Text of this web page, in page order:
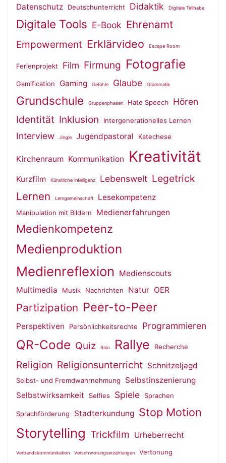
Datenschutz Deutschunterricht Didaktik Digitale Teilhabe
Digitale Tools E-Book Ehrenamt
Empowerment Erklärvideo Escape Room
Ferienprojekt Film Firmung Fotografie
Gamification Gaming Gefühle Glaube Grammatik
Grundschule Gruppenphasen Hate Speech Hören
Identität Inklusion Intergenerationelles Lernen
Interview Jingle Jugendpastoral Katechese
Kirchenraum Kommunikation Kreativität
Kurzfilm Künstliche Intelligenz Lebenswelt Legetrick
Lernen Lerngemeinschaft Lesekompetenz
Manipulation mit Bildern Medienerfahrungen
Medienkompetenz
Medienproduktion
Medienreflexion Medienscouts
Multimedia
Musik Nachrichten Natur OER
Partizipation Peer-to-Peer
Perspektiven Persönlichkeitsrechte Programmieren
QR-Code Quiz Raio Rallye Recherche
Religion Religionsunterricht Schnitzeljagd
Selbst- und Fremdwahrnehmung
Selbstinszenierung
Selbstwirksamkeit
Selfies Spiele Sprachen
Sprachförderung Stadterkundung Stop Motion
Storytelling Trickfilm Urheberrecht
Verbandskommunikation Verschwörungserzählungen Vertonung